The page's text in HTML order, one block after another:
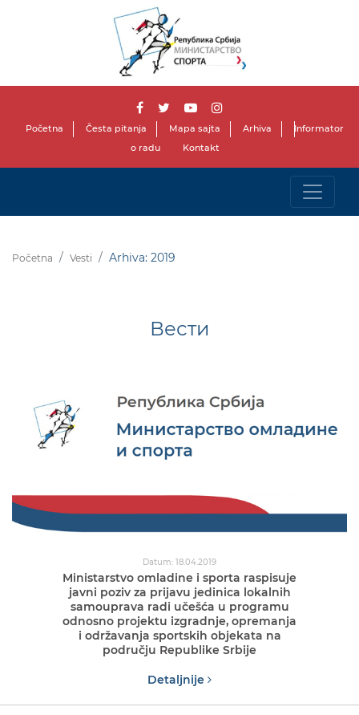
Početna Česta pitanja Mapa sajta Arhiva
Informator
o radu
Kontakt
Početna Vesti Arhiva: 2019
Вести
Datum: 18.04.2019
Ministarstvo omladine i sporta raspisuje
javni poziv za prijavu jedinica lokalnih
samouprava radi učešća u programu
odnosno projektu izgradnje, opremanja
i održavanja sportskih objekata na
području Republike Srbije
Detaljnije